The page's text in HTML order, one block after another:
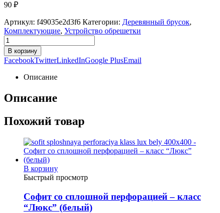
90 ₽
Артикул: f49035e2d3f6 Категории: Деревянный брусок,
Комплектующие, Устройство обрешетки
В корзину
FacebookTwitterLinkedInGoogle PlusEmail
Описание
Описание
Похожий товар
В корзину
Быстрый просмотр
Софит со сплошной перфорацией – класс
“Люкс” (белый)